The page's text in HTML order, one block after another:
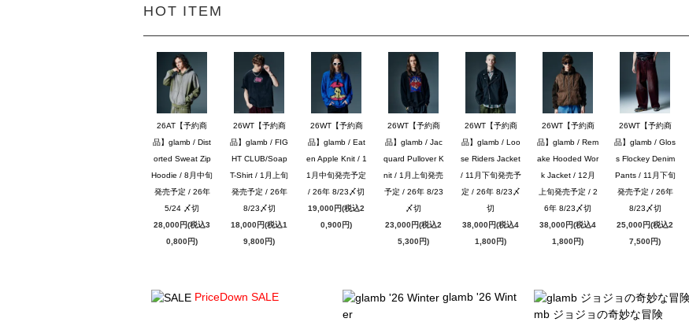
HOT ITEM
26AT【予約商
品】glamb / Dist
orted Sweat Zip
Hoodie / 8月中旬
発売予定 / 26年
5/24 〆切
28,000円(税込3
0,800円)
26WT【予約商
品】glamb / FIG
HT CLUB/Soap
T-Shirt / 1月上旬
発売予定 / 26年
8/23〆切
18,000円(税込1
9,800円)
26WT【予約商
品】glamb / Eat
en Apple Knit / 1
1月中旬発売予定
/ 26年 8/23〆切
19,000円(税込2
0,900円)
26WT【予約商
品】glamb / Jac
quard Pullover K
nit / 1月上旬発売
予定 / 26年 8/23
〆切
23,000円(税込2
5,300円)
26WT【予約商
品】glamb / Loo
se Riders Jacket
/ 11月下旬発売予
定 / 26年 8/23〆
切
38,000円(税込4
1,800円)
26WT【予約商
品】glamb / Rem
ake Hooded Wor
k Jacket / 12月
上旬発売予定 / 2
6年 8/23〆切
38,000円(税込4
1,800円)
26WT【予約商
品】glamb / Glos
s Flockey Denim
Pants / 11月下旬
発売予定 / 26年
8/23〆切
25,000円(税込2
7,500円)
PriceDown SALE
glamb '26 Wint
er
mb ジョジョの奇妙な冒険